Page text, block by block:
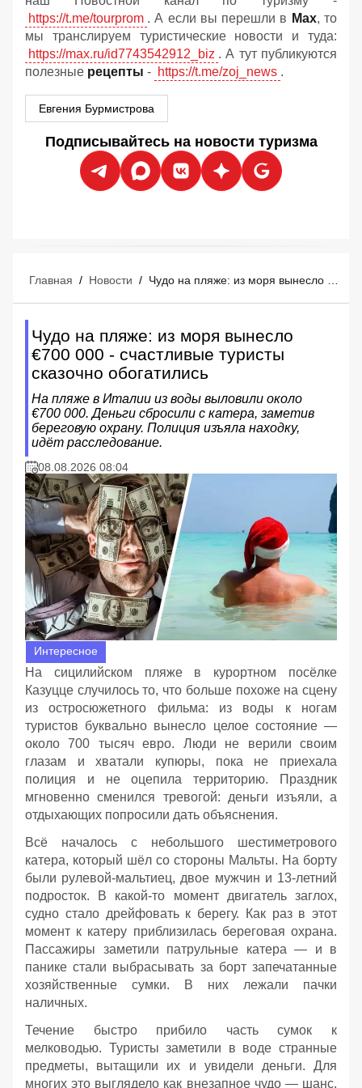
https://t.me/tourprom . А если вы перешли в Мах, то
мы транслируем туристические новости и туда:
https://max.ru/id7743542912_biz . А тут публикуются
полезные рецепты - https://t.me/zoj_news .
Евгения Бурмистрова
Подписывайтесь на новости туризма
Главная / Новости /
Чудо на пляже: из моря вынесло
€700 000 - счастливые туристы
сказочно обогатились
На пляже в Италии из воды выловили около
€700 000. Деньги сбросили с катера, заметив
береговую охрану. Полиция изъяла находку,
идёт расследование.
08.08.2026 08:04
Интересное
На сицилийском пляже в курортном посёлке
Казуцце случилось то, что больше похоже на сцену
из остросюжетного фильма: из воды к ногам
туристов буквально вынесло целое состояние —
около 700 тысяч евро. Люди не верили своим
глазам и хватали купюры, пока не приехала
полиция и не оцепила территорию. Праздник
мгновенно сменился тревогой: деньги изъяли, а
отдыхающих попросили дать объяснения.
Всё началось с небольшого шестиметрового
катера, который шёл со стороны Мальты. На борту
были рулевой‑мальтиец, двое мужчин и 13‑летний
подросток. В какой‑то момент двигатель заглох,
судно стало дрейфовать к берегу. Как раз в этот
момент к катеру приблизилась береговая охрана.
Пассажиры заметили патрульные катера — и в
панике стали выбрасывать за борт запечатанные
хозяйственные сумки. В них лежали пачки
наличных.
Течение быстро прибило часть сумок к
мелководью. Туристы заметили в воде странные
предметы, вытащили их и увидели деньги. Для
многих это выглядело как внезапное чудо — шанс,